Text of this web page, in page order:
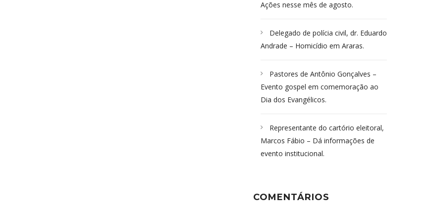
Ações nesse mês de agosto.
Delegado de polícia civil, dr. Eduardo
Andrade – Homicídio em Araras.
Pastores de Antônio Gonçalves –
Evento gospel em comemoração ao
Dia dos Evangélicos.
Representante do cartório eleitoral,
Marcos Fábio – Dá informações de
evento institucional.
COMENTÁRIOS